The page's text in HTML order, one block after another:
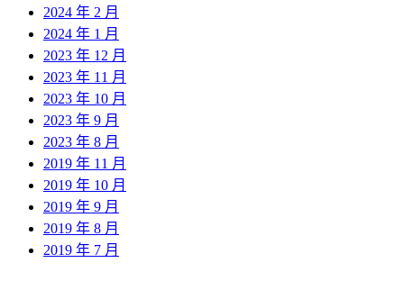
2024 年 2 月
2024 年 1 月
2023 年 12 月
2023 年 11 月
2023 年 10 月
2023 年 9 月
2023 年 8 月
2019 年 11 月
2019 年 10 月
2019 年 9 月
2019 年 8 月
2019 年 7 月